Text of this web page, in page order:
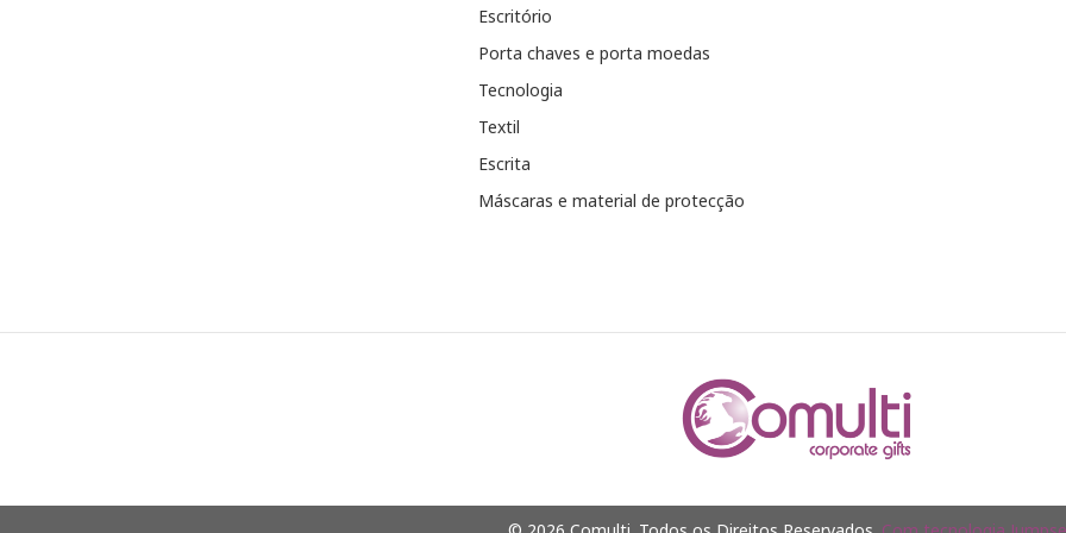
Escritório
Porta chaves e porta moedas
Tecnologia
Textil
Escrita
Máscaras e material de protecção